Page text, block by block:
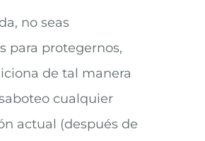
no seas
para protegernos,
de tal manera
cualquier
actual (después de